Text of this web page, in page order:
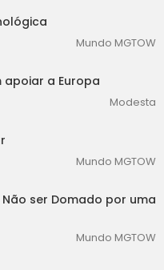
Mundo MGTOW
apoiar a Europa
Modesta
Mundo MGTOW
ser Domado por uma
Mundo MGTOW